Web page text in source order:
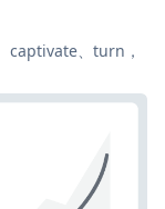
captivate、turn，